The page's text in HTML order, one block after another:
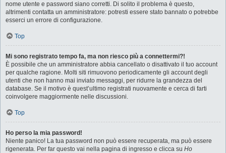
nome utente e password siano corretti. Di solito il problema è questo,
altrimenti contatta un amministratore: potresti essere stato bannato o potrebbe
esserci un errore di configurazione.
Top
Mi sono registrato tempo fa, ma non riesco più a connettermi?!
È possibile che un amministratore abbia cancellato o disattivato il tuo account
per qualche ragione. Molti siti rimuovono periodicamente gli account degli
utenti che non hanno mai inviato messaggi, per ridurre la grandezza del
database. Se il motivo è quest’ultimo registrati nuovamente e cerca di farti
coinvolgere maggiormente nelle discussioni.
Top
Ho perso la mia password!
Niente panico! La tua password non può essere recuperata, ma può essere
rigenerata. Per far questo vai nella pagina di ingresso e clicca su Ho